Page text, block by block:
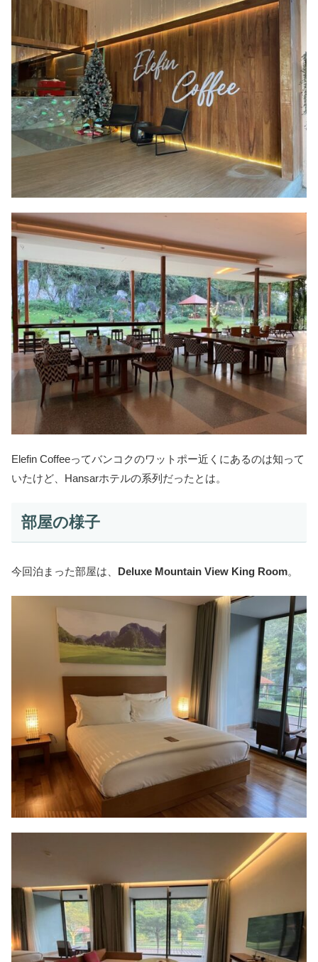
Elefin Coffeeってバンコクのワットポー近くにあるのは知って
いたけど、Hansarホテルの系列だったとは。
部屋の様子
今回泊まった部屋は、 Deluxe Mountain View King Room。